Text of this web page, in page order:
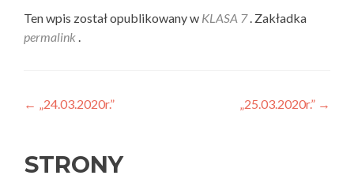
Ten wpis został opublikowany w KLASA 7. Zakładka
permalink .
Nawigacja wpisu
← „24.03.2020r.” „25.03.2020r.” →
STRONY